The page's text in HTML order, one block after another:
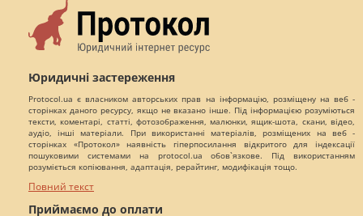
Юридичні застереження
Protocol.ua є власником авторських прав на інформацію, розміщену на веб -
сторінках даного ресурсу, якщо не вказано інше. Під інформацією розуміються
тексти, коментарі, статті, фотозображення, малюнки, ящик-шота, скани, відео,
аудіо, інші матеріали. При використанні матеріалів, розміщених на веб -
сторінках «Протокол» наявність гіперпосилання відкритого для індексації
пошуковими системами на protocol.ua обов`язкове. Під використанням
розуміється копіювання, адаптація, рерайтинг, модифікація тощо.
Повний текст
Приймаємо до оплати